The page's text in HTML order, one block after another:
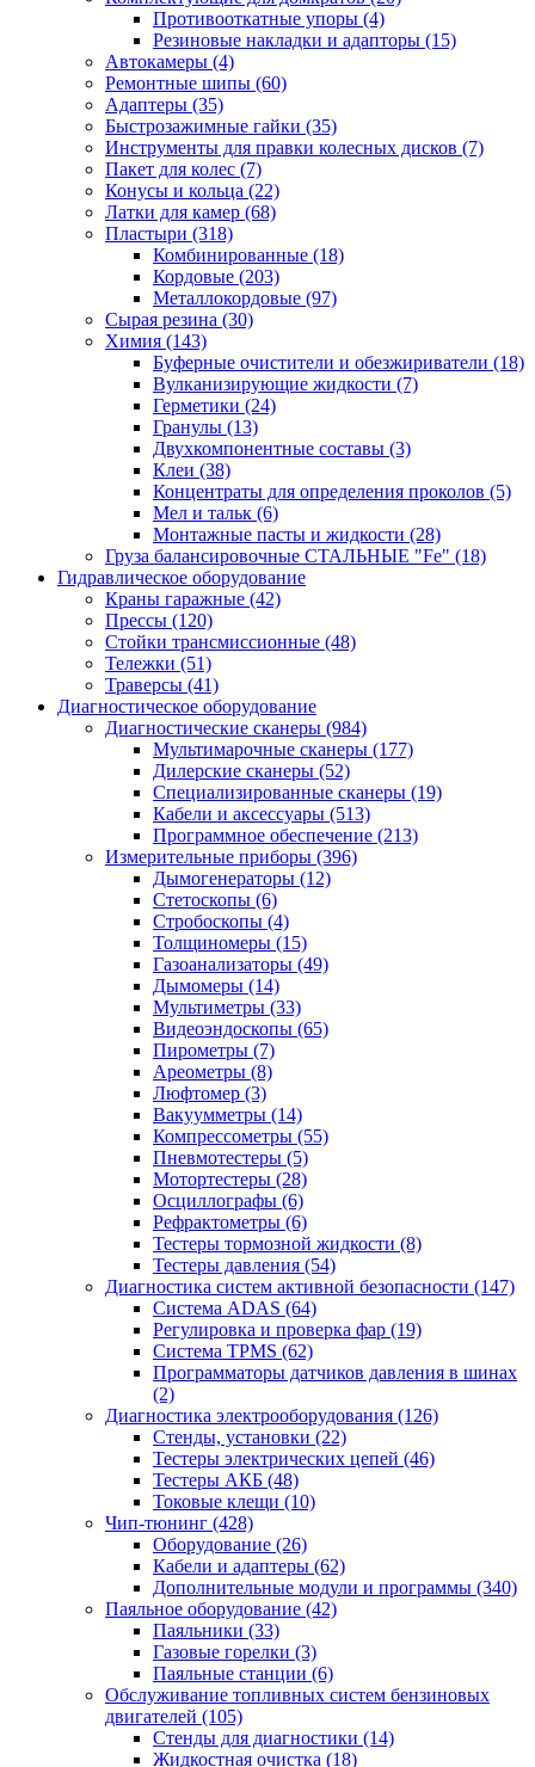
Противооткатные упоры (4)
Резиновые накладки и адапторы (15)
Автокамеры (4)
Ремонтные шипы (60)
Адаптеры (35)
Быстрозажимные гайки (35)
Инструменты для правки колесных дисков (7)
Пакет для колес (7)
Конусы и кольца (22)
Латки для камер (68)
Пластыри (318)
Комбинированные (18)
Кордовые (203)
Металлокордовые (97)
Сырая резина (30)
Химия (143)
Буферные очистители и обезжириватели (18)
Вулканизирующие жидкости (7)
Герметики (24)
Гранулы (13)
Двухкомпонентные составы (3)
Клеи (38)
Концентраты для определения проколов (5)
Мел и тальк (6)
Монтажные пасты и жидкости (28)
Груза балансировочные СТАЛЬНЫЕ "Fe" (18)
Гидравлическое оборудование
Краны гаражные (42)
Прессы (120)
Стойки трансмиссионные (48)
Тележки (51)
Траверсы (41)
Диагностическое оборудование
Диагностические сканеры (984)
Мультимарочные сканеры (177)
Дилерские сканеры (52)
Специализированные сканеры (19)
Кабели и аксессуары (513)
Программное обеспечение (213)
Измерительные приборы (396)
Дымогенераторы (12)
Стетоскопы (6)
Стробоскопы (4)
Толщиномеры (15)
Газоанализаторы (49)
Дымомеры (14)
Мультиметры (33)
Видеоэндоскопы (65)
Пирометры (7)
Ареометры (8)
Люфтомер (3)
Вакуумметры (14)
Компрессометры (55)
Пневмотестеры (5)
Мотортестеры (28)
Осциллографы (6)
Рефрактометры (6)
Тестеры тормозной жидкости (8)
Тестеры давления (54)
Диагностика систем активной безопасности (147)
Система ADAS (64)
Регулировка и проверка фар (19)
Система TPMS (62)
Программаторы датчиков давления в шинах
(2)
Диагностика электрооборудования (126)
Стенды, установки (22)
Тестеры электрических цепей (46)
Тестеры АКБ (48)
Токовые клещи (10)
Чип-тюнинг (428)
Оборудование (26)
Кабели и адаптеры (62)
Дополнительные модули и программы (340)
Паяльное оборудование (42)
Паяльники (33)
Газовые горелки (3)
Паяльные станции (6)
Обслуживание топливных систем бензиновых
двигателей (105)
Стенды для диагностики (14)
Жидкостная очистка (18)